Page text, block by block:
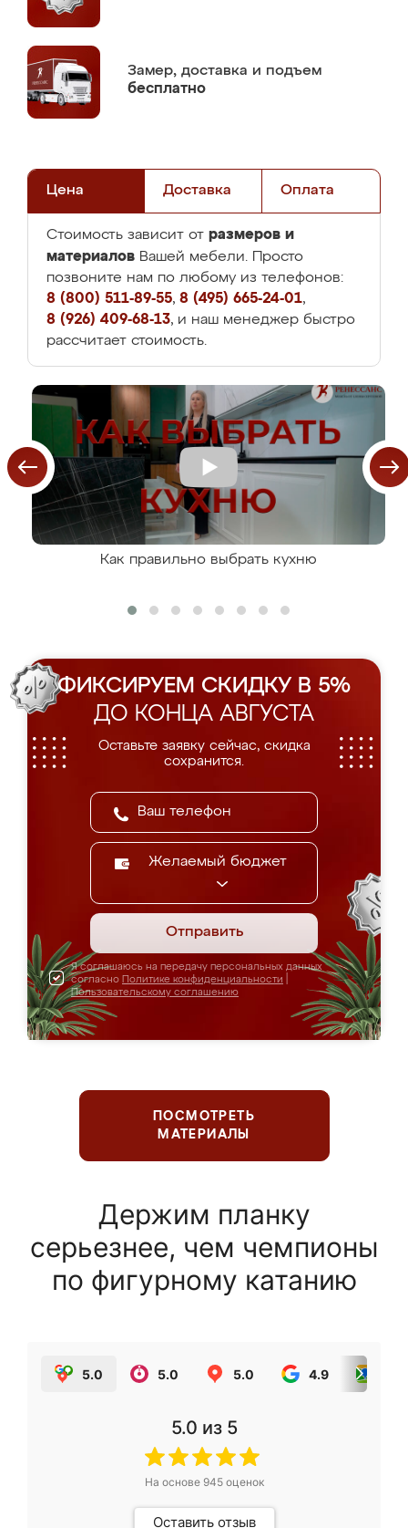
Замер, доставка и подъем
бесплатно
Цена Доставка Оплата
Стоимость зависит от размеров и
материалов Вашей мебели. Просто
позвоните нам по любому из телефонов:
8 (800) 511-89-55, 8 (495) 665-24-01,
8 (926) 409-68-13, и наш менеджер быстро
рассчитает стоимость.
Как правильно выбрать кухню
ФИКСИРУЕМ СКИДКУ В 5%
ДО КОНЦА АВГУСТА
Оставьте заявку сейчас, скидка
сохранится.
Желаемый бюджет
Отправить
Я соглашаюсь на передачу персональных данных
согласно Политике конфиденциальности
Пользовательскому соглашению
ПОСМОТРЕТЬ
МАТЕРИАЛЫ
Держим планку
серьезнее, чем чемпионы
по фигурному катанию
5.0 5.0 5.0 4.9
5.0 из 5
На основе 945оценок
Оставить отзыв